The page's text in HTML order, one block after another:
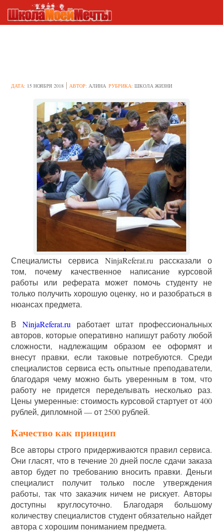
ДАТА: 15 НОЯБРЯ 2018 АВТОР:АЛИНА РУБРИКА:ШКОЛА ЖИЗНИ
Специалисты сервиса NinjaReferat.ru рассказали о
том, почему качественное написание курсовой
работы или реферата может помочь студенту не
только получить хорошую оценку, но и разобраться в
нюансах предмета.
ВNinjaReferat.ru работает штат профессиональных
авторов, которые оперативно напишут работу любой
сложности, надлежащим образом ее оформят и
внесут правки, если таковые потребуются. Среди
специалистов сервиса есть опытные преподаватели,
благодаря чему можно быть уверенным в том, что
работу не придется переделывать несколько раз.
Цены умеренные: стоимость курсовой стартует от 400
рублей, дипломной — от 2500 рублей.
Качество как принцип
Все авторы строго придерживаются правил сервиса.
Они гласят, что в течение 20 дней после сдачи заказа
автор будет по требованию вносить правки. Деньги
специалист получит только после утверждения
работы, так что заказчик ничем не рискует. Авторы
доступны круглосуточно. Благодаря большому
количеству специалистов студент обязательно найдет
автора с хорошим пониманием предмета.